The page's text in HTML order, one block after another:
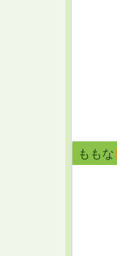
ももな